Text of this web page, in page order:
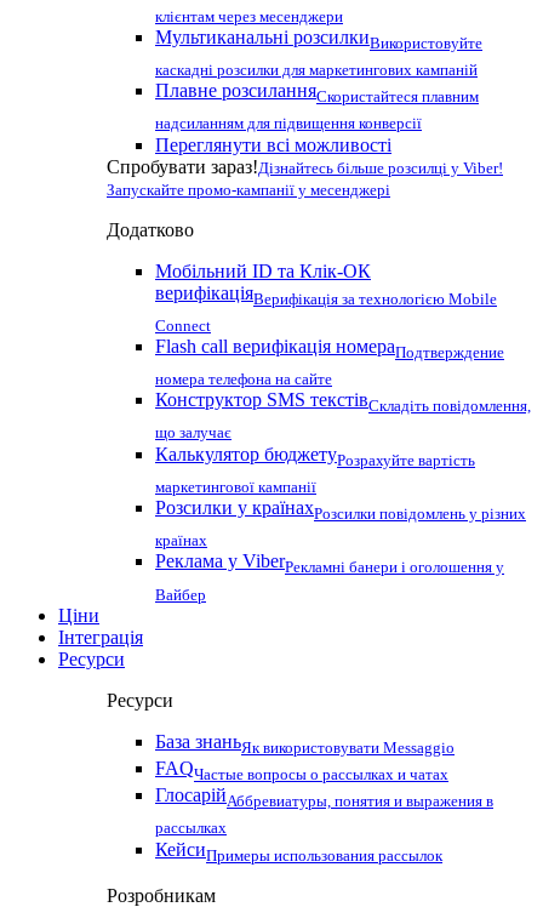
клієнтам через месенджери
Мультиканальні розсилкиВикористовуйте
каскадні розсилки для маркетингових кампаній
Плавне розсиланняСкористайтеся плавним
надсиланням для підвищення конверсії
Переглянути всі можливості
Спробувати зараз!Дізнайтесь більше розсилці у Viber!
Запускайте промо-кампанії у месенджері
Додатково
Мобільний ID та Клік-ОК
верифікаціяВерифікація за технологією Mobile
Connect
Flash call верифікація номераПодтверждение
номера телефона на сайте
Конструктор SMS текстівСкладіть повідомлення,
що залучає
Калькулятор бюджетуРозрахуйте вартість
маркетингової кампанії
Розсилки у країнахРозсилки повідомлень у різних
країнах
Реклама у ViberРекламні банери і оголошення у
Вайбер
Ціни
Інтеграція
Ресурси
Ресурси
База знаньЯк використовувати Messaggio
FAQЧастые вопросы о рассылках и чатах
ГлосарійАббревиатуры, понятия и выражения в
рассылках
КейсиПримеры использования рассылок
Розробникам